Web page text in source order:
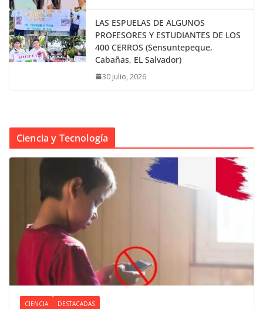
LAS ESPUELAS DE ALGUNOS
PROFESORES Y ESTUDIANTES DE LOS
400 CERROS (Sensuntepeque,
Cabañas, EL Salvador)
30 julio, 2026
Ciencia y Tecnología
CIENCIA DESTACADAS